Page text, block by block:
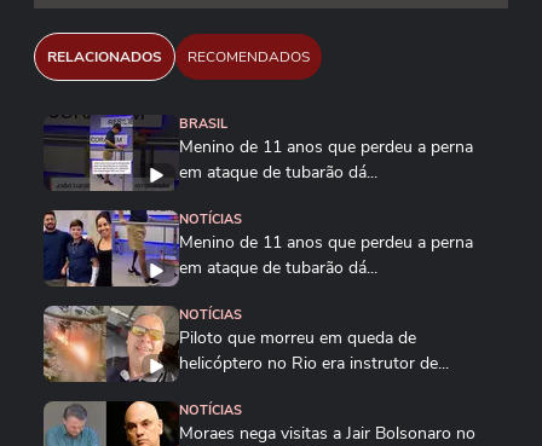
RELACIONADOS RECOMENDADOS
BRASIL
Menino de 11 anos que perdeu a perna
em ataque de tubarão dá...
NOTÍCIAS
Menino de 11 anos que perdeu a perna
em ataque de tubarão dá...
NOTÍCIAS
Piloto que morreu em queda de
helicóptero no Rio era instrutor de...
NOTÍCIAS
Moraes nega visitas a Jair Bolsonaro no